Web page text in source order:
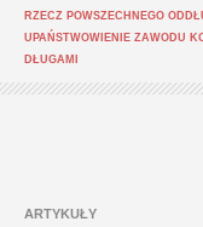
RZECZ POWSZECHNEGO
UPAŃSTWOWIENIE ZAWODU
DŁUGAMI
ARTYKUŁY